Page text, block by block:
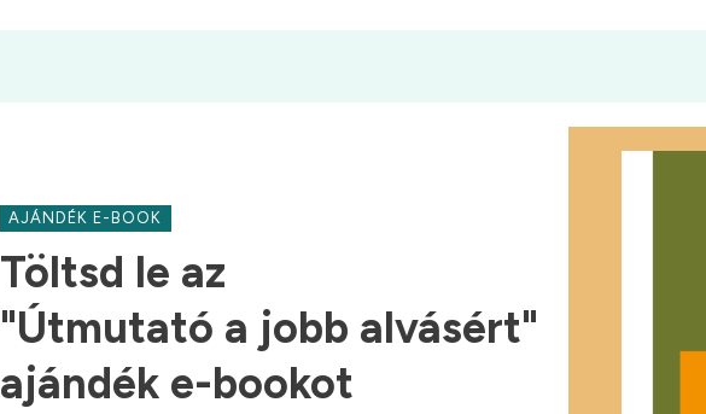
AJÁNDÉK E-BOOK
Töltsd le az
"Útmutató a jobb alvásért"
ajándék e-bookot